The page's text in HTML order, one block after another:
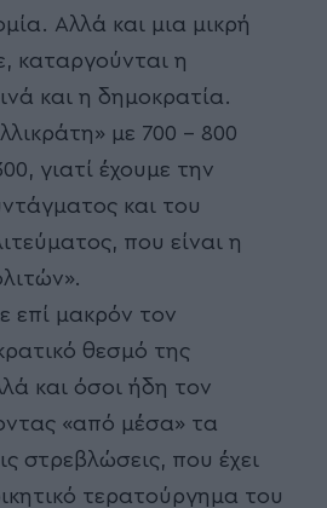
Αλλά και μια μικρή
καταργούνται η
και η δημοκρατία.
με 700 – 800
γιατί έχουμε την
και του
που είναι η
επί μακρόν τον
θεσμό της
και όσοι ήδη τον
«από μέσα» τα
στρεβλώσεις, που έχει
τερατούργημα του